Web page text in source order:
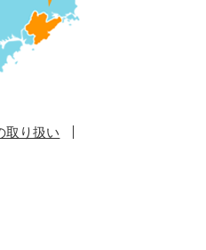
取り扱い